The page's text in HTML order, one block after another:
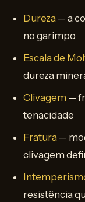
Dureza — a
no garimpo
Escala de
dureza
Clivagem —
tenacidade
Fratura —
clivagem
resistência